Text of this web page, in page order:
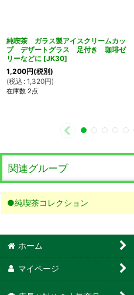
純喫茶 ガラス製アイスクリームカッ
プ デザートグラス 足付き 珈琲ゼ
リーなどに [JK30]
1,200円(税別)
(税込 : 1,320円)
在庫数 2点
関連グループ
●純喫茶コレクション
ホーム
マイページ